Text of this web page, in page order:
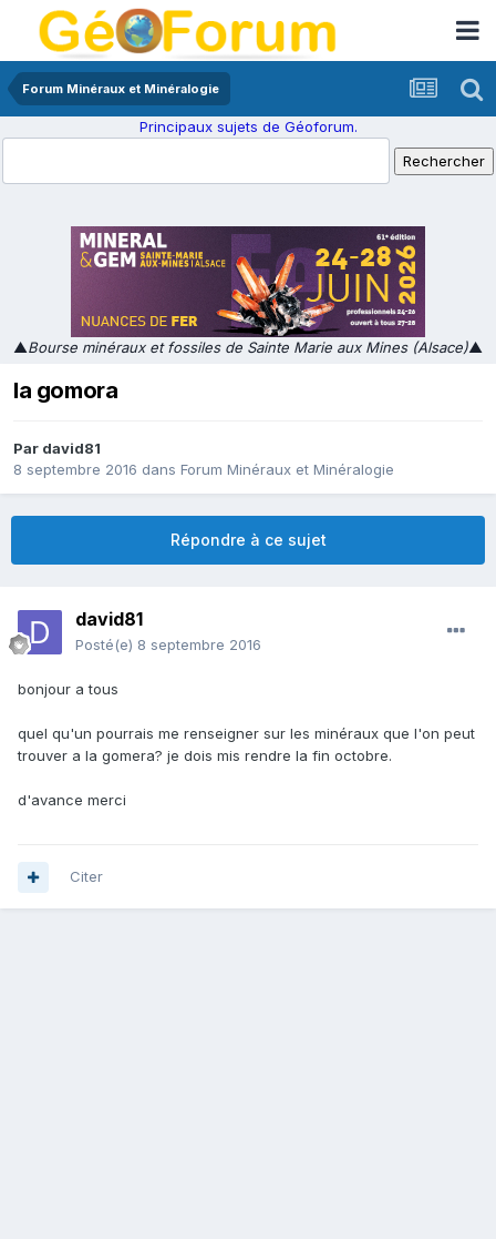
Forum Minéraux et Minéralogie
Principaux sujets de Géoforum.
▲Bourse minéraux et fossiles de Sainte Marie aux Mines (Alsace)▲
la gomora
Par david81
8 septembre 2016 dans Forum Minéraux et Minéralogie
Répondre à ce sujet
david81
Posté(e) 8 septembre 2016
bonjour a tous
quel qu'un pourrais me renseigner sur les minéraux que l'on peut
trouver a la gomera? je dois mis rendre la fin octobre.
d'avance merci
Citer